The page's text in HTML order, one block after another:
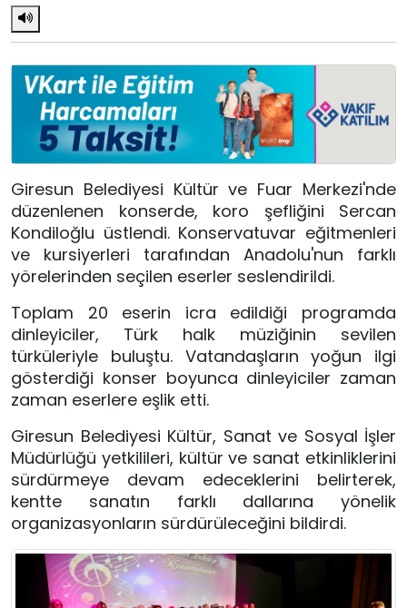
Giresun Belediyesi Kültür ve Fuar Merkezi'nde
düzenlenen konserde, koro şefliğini Sercan
Kondiloğlu üstlendi. Konservatuvar eğitmenleri
ve kursiyerleri tarafından Anadolu'nun farklı
yörelerinden seçilen eserler seslendirildi.
Toplam 20 eserin icra edildiği programda
dinleyiciler, Türk halk müziğinin sevilen
türküleriyle buluştu. Vatandaşların yoğun ilgi
gösterdiği konser boyunca dinleyiciler zaman
zaman eserlere eşlik etti.
Giresun Belediyesi Kültür, Sanat ve Sosyal İşler
Müdürlüğü yetkilileri, kültür ve sanat etkinliklerini
sürdürmeye devam edeceklerini belirterek,
kentte sanatın farklı dallarına yönelik
organizasyonların sürdürüleceğini bildirdi.